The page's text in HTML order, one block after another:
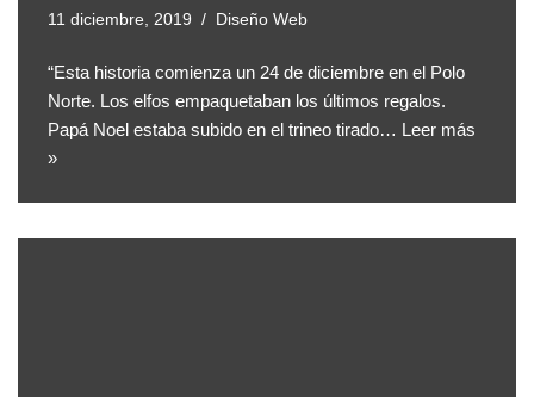
11 diciembre, 2019 Diseño Web
“Esta historia comienza un 24 de diciembre en el Polo
Norte. Los elfos empaquetaban los últimos regalos.
Papá Noel estaba subido en el trineo tirado… Leer más
»